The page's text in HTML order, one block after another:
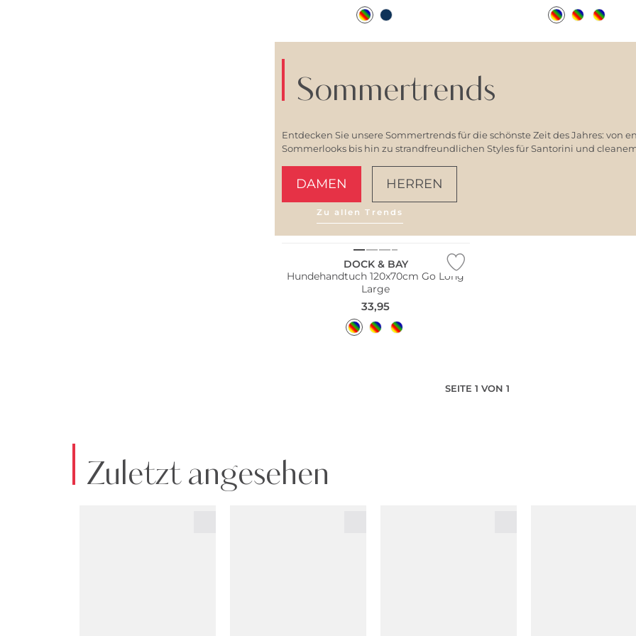
Sommertrends
Entdecken Sie unsere Sommertrends für die schönste Zeit des Jahres: von
Sommerlooks bis hin zu strandfreundlichen Styles für Santorini und
DAMEN HERREN
Zu allen Trends
DOCK & BAY
Hundehandtuch 120x70cm Go Long
Large
33,95
SEITE 1 VON 1
Zuletzt angesehen